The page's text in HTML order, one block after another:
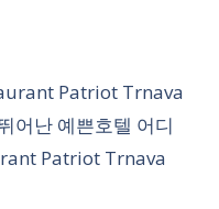
Patriot Trnava
어난 예쁜호텔 어디
Patriot Trnava